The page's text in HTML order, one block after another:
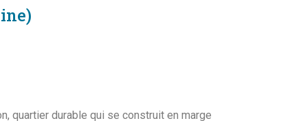
quartier durable qui se construit en marge